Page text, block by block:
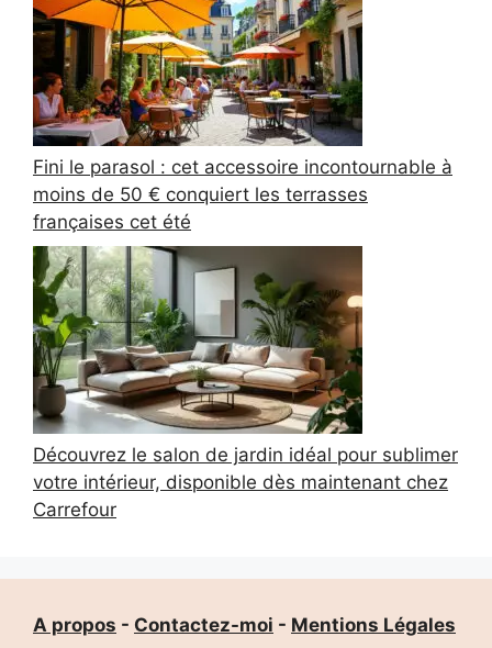
Fini le parasol : cet accessoire incontournable à
moins de 50 € conquiert les terrasses
françaises cet été
Découvrez le salon de jardin idéal pour sublimer
votre intérieur, disponible dès maintenant chez
Carrefour
A propos - Contactez-moi - Mentions Légales